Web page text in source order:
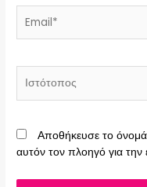
Αποθήκευσε το
αυτόν τον πλοηγό για